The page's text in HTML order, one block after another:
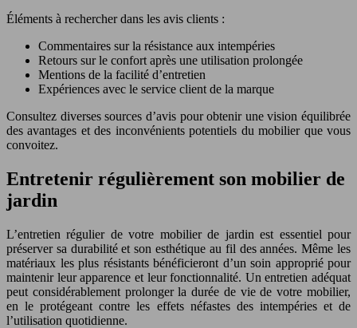
Éléments à rechercher dans les avis clients :
Commentaires sur la résistance aux intempéries
Retours sur le confort après une utilisation prolongée
Mentions de la facilité d’entretien
Expériences avec le service client de la marque
Consultez diverses sources d’avis pour obtenir une vision équilibrée
des avantages et des inconvénients potentiels du mobilier que vous
convoitez.
Entretenir régulièrement son mobilier de
jardin
L’entretien régulier de votre mobilier de jardin est essentiel pour
préserver sa durabilité et son esthétique au fil des années. Même les
matériaux les plus résistants bénéficieront d’un soin approprié pour
maintenir leur apparence et leur fonctionnalité. Un entretien adéquat
peut considérablement prolonger la durée de vie de votre mobilier,
en le protégeant contre les effets néfastes des intempéries et de
l’utilisation quotidienne.